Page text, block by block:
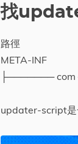
找
路徑
META-INF
├───────
updater-script是